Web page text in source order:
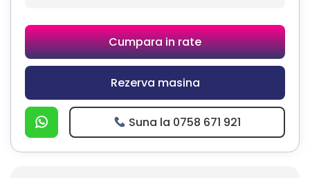
Cumpara in rate
Rezerva masina
Suna la 0758 671 921